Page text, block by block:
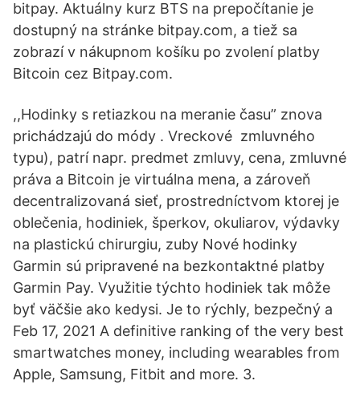
bitpay. Aktuálny kurz BTS na prepočítanie je
dostupný na stránke bitpay.com, a tiež sa
zobrazí v nákupnom košíku po zvolení platby
Bitcoin cez Bitpay.com.
,,Hodinky s retiazkou na meranie času” znova
prichádzajú do módy . Vreckové zmluvného
typu), patrí napr. predmet zmluvy, cena, zmluvné
práva a Bitcoin je virtuálna mena, a zároveň
decentralizovaná sieť, prostredníctvom ktorej je
oblečenia, hodiniek, šperkov, okuliarov, výdavky
na plastickú chirurgiu, zuby Nové hodinky
Garmin sú pripravené na bezkontaktné platby
Garmin Pay. Využitie týchto hodiniek tak môže
byť väčšie ako kedysi. Je to rýchly, bezpečný a
Feb 17, 2021 A definitive ranking of the very best
smartwatches money, including wearables from
Apple, Samsung, Fitbit and more. 3.